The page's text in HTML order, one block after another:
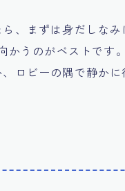
、まずは身だしな
かうのがベストです
ロビーの隅で静か